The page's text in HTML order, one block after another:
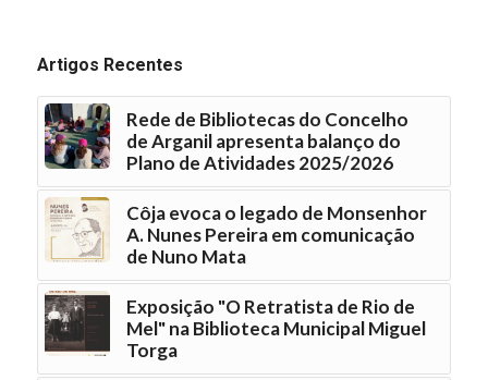
Artigos Recentes
Rede de Bibliotecas do Concelho
de Arganil apresenta balanço do
Plano de Atividades 2025/2026
Côja evoca o legado de Monsenhor
A. Nunes Pereira em comunicação
de Nuno Mata
Exposição "O Retratista de Rio de
Mel" na Biblioteca Municipal Miguel
Torga